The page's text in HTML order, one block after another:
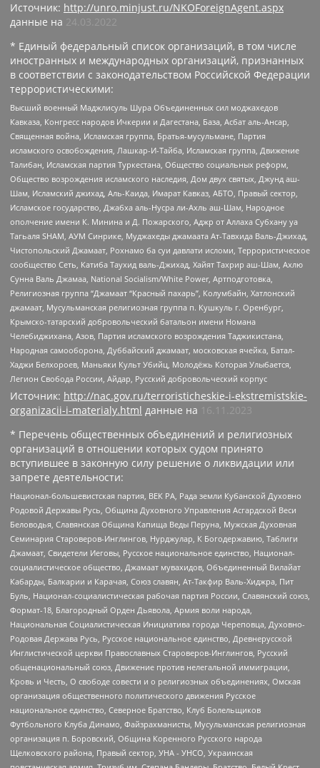
Источник: http://unro.minjust.ru/NKOForeignAgent.aspx
данные на 24.03.2022
* Единый федеральный список организаций, в том числе
иностранных и международных организаций, признанных
в соответствии с законодательством Российской Федерации
террористическими:
Высший военный Маджлисуль Шура Объединенных сил моджахедов
Кавказа, Конгресс народов Ичкерии и Дагестана, База, Асбат аль-Ансар,
Священная война, Исламская группа, Братья-мусульмане, Партия
исламского освобождения, Лашкар-И-Тайба, Исламская группа, Движение
Талибан, Исламская партия Туркестана, Общество социальных реформ,
Общество возрождения исламского наследия, Дом двух святых, Джунд аш-
Шам, Исламский джихад, Аль-Каида, Имарат Кавказ, АБТО, Правый сектор,
Исламское государство, Джабха аль-Нусра ли-Ахль аш-Шам, Народное
ополчение имени К. Минина и Д. Пожарского, Аджр от Аллаха Субхану уа
Тагьаля SHAM, АУМ Синрике, Муджахеды джамаата Ат-Тавхида Валь-Джихад,
Чистопольский Джамаат, Рохнамо ба суи давлати исломи, Террористическое
сообщество Сеть, Катиба Таухид валь-Джихад, Хайят Тахрир аш-Шам, Ахлю
Сунна Валь Джамаа, National Socialism/White Power, Артподготовка,
Религиозная группа “Джамаат “Красный пахарь”, Колумбайн, Хатлонский
джамаат, Мусульманская религиозная группа п. Кушкуль г. Оренбург,
Крымско-татарский добровольческий батальон имени Номана
Челебиджихана, Азов, Партия исламского возрождения Таджикистана,
Народная самооборона, Дуббайский джамаат, московская ячейка, Батал-
Хаджи Белхороев, Маньяки Культ Убийц, Молодёжь Которая Улыбается,
Легион Свобода России, Айдар, Русский добровольческий корпус
Источник: http://nac.gov.ru/terroristicheskie-i-ekstremistskie-
organizacii-i-materialy.html данные на
16.11.2023
* Перечень общественных объединений и религиозных
организаций в отношении которых судом принято
вступившее в законную силу решение о ликвидации или
запрете деятельности:
Национал-большевистская партия, ВЕК РА, Рада земли Кубанской Духовно
Родовой Державы Русь, Община Духовного Управления Асгардской Веси
Беловодья, Славянская Община Капища Веды Перуна, Мужская Духовная
Семинария Староверов-Инглингов, Нурджулар, К Богодержавию, Таблиги
Джамаат, Свидетели Иеговы, Русское национальное единство, Национал-
социалистическое общество, Джамаат мувахидов, Объединенный Вилайат
Кабарды, Балкарии и Карачая, Союз славян, Ат-Такфир Валь-Хиджра, Пит
Буль, Национал-социалистическая рабочая партия России, Славянский союз,
Формат-18, Благородный Орден Дьявола, Армия воли народа,
Национальная Социалистическая Инициатива города Череповца, Духовно-
Родовая Держава Русь, Русское национальное единство, Древнерусской
Инглистической церкви Православных Староверов-Инглингов, Русский
общенациональный союз, Движение против нелегальной иммиграции,
Кровь и Честь, О свободе совести и о религиозных объединениях, Омская
организация общественного политического движения Русское
национальное единство, Северное Братство, Клуб Болельщиков
Футбольного Клуба Динамо, Файзрахманисты, Мусульманская религиозная
организация п. Боровский, Община Коренного Русского народа
Щелковского района, Правый сектор, УНА - УНСО, Украинская